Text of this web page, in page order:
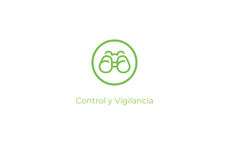
Control y Vigilancia